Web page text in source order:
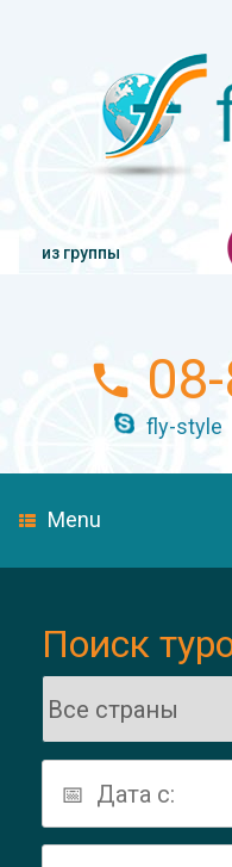
из группы
fly-style
Menu
Поиск